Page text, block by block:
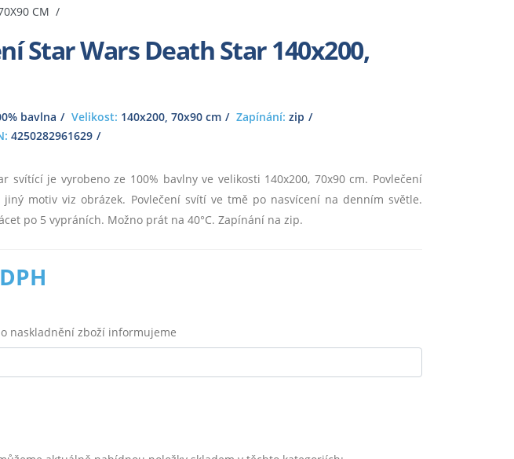
CM
Star Wars Death Star 140x200,
bavlna Velikost: 140x200, 70x90 cm Zapínání: zip
4250282961629
svítící je vyrobeno ze 100% bavlny ve velikosti 140x200, 70x90 cm. Povlečení
motiv viz obrázek. Povlečení svítí ve tmě po nasvícení na denním světle.
po 5 vypráních. Možno prát na 40°C. Zapínání na zip.
naskladnění zboží informujeme